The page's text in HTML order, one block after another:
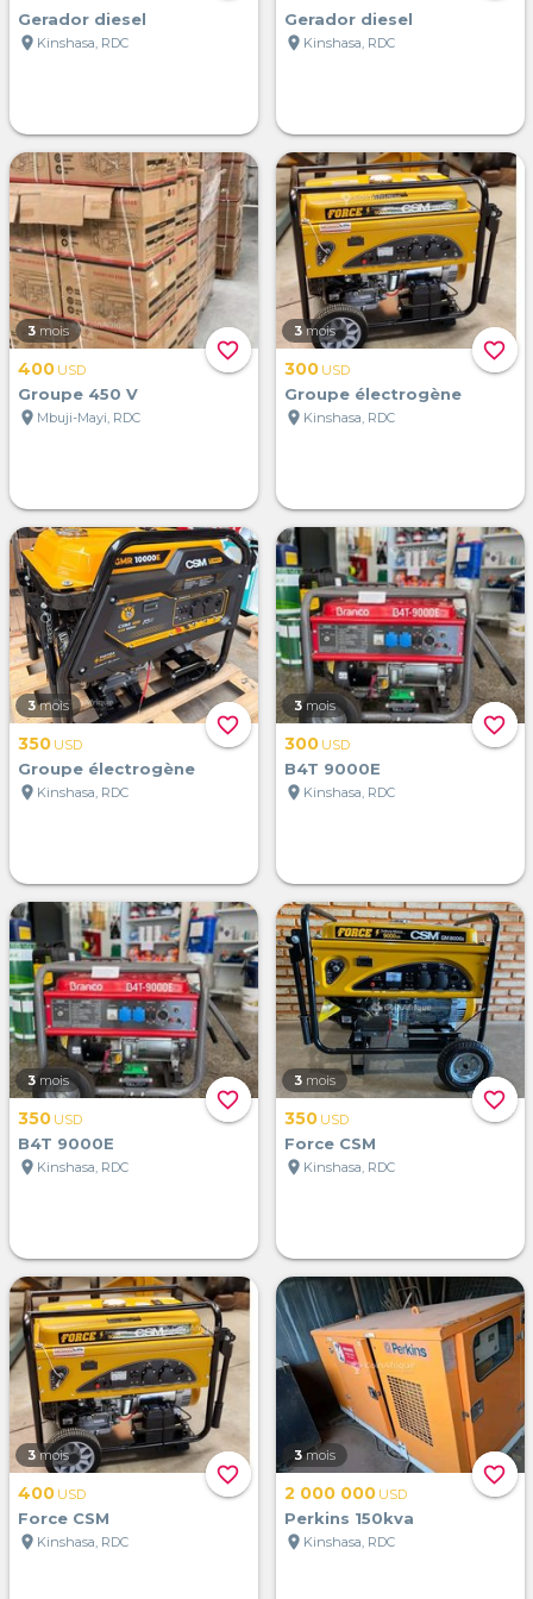
Gerador diesel
location_on Kinshasa, RDC
Gerador diesel
location_on Kinshasa, RDC
favorite_border
3 mois
400 USD
Groupe 450 V
location_on Mbuji-Mayi, RDC
favorite_border
3 mois
300 USD
Groupe électrogène
location_on Kinshasa, RDC
favorite_border
3 mois
350 USD
Groupe électrogène
location_on Kinshasa, RDC
favorite_border
3 mois
300 USD
B4T 9000E
location_on Kinshasa, RDC
favorite_border
3 mois
350 USD
B4T 9000E
location_on Kinshasa, RDC
favorite_border
3 mois
350 USD
Force CSM
location_on Kinshasa, RDC
favorite_border
3 mois
400 USD
Force CSM
location_on Kinshasa, RDC
favorite_border
3 mois
2 000 000 USD
Perkins 150kva
location_on Kinshasa, RDC